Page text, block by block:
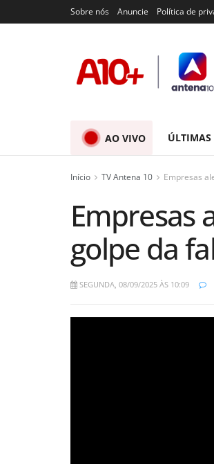
Sobre nós Anuncie Política de
AO VIVO ÚLTIMAS
Início TV Antena 10 Empresas
Empresas
golpe da
SEGUNDA, 08/09/2025 ÀS 10:09